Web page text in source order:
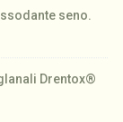
seno.
Drentox®